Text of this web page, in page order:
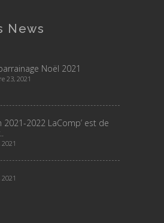
News
Noël 2021
23, 2021
2021-2022 LaComp’ est de